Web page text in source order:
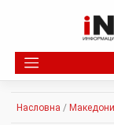
Насловна /